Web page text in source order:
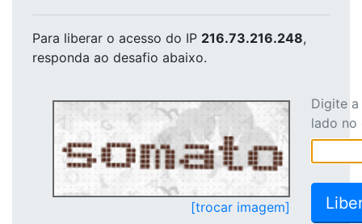
Para liberar o acesso do IP 216.73.216.248,
responda ao desafio abaixo.
[trocar imagem]
Digite
lado no